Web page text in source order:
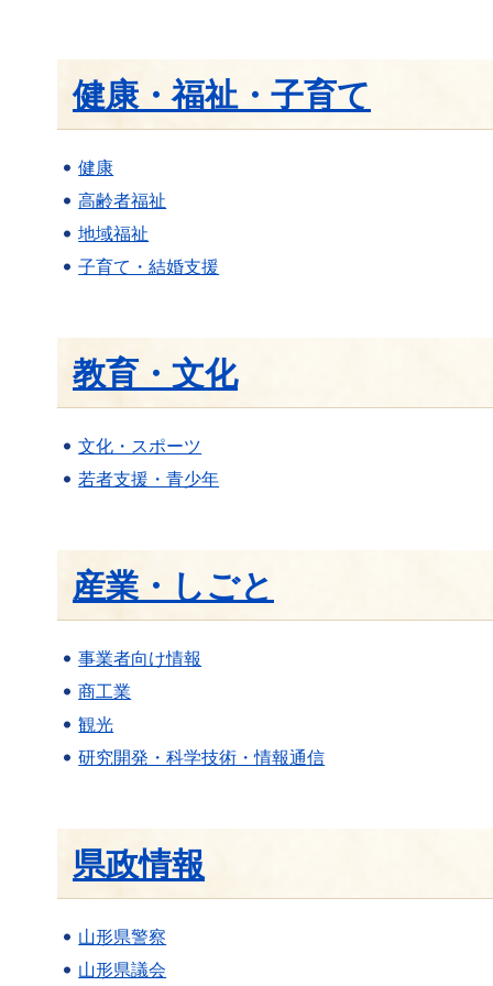
健康・福祉・子育て
健康
高齢者福祉
地域福祉
子育て・結婚支援
教育・文化
文化・スポーツ
若者支援・青少年
産業・しごと
事業者向け情報
商工業
観光
研究開発・科学技術・情報通信
県政情報
山形県警察
山形県議会